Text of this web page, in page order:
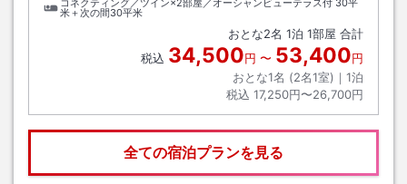
コネクティング／ツイン×2部屋／オーシャンビューテラス付 30平
米＋次の間30平米
おとな2名 1泊 1部屋 合計
税込 34,500円 〜 53,400円
おとな1名 (2名1室)｜ 1泊
税込 17,250円〜26,700円
全ての宿泊プランを見る